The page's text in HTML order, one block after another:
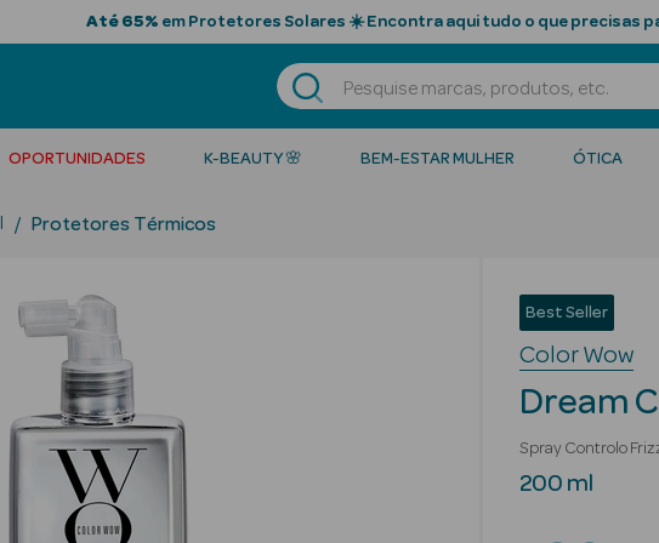
Até 65% em Protetores Solares ☀️ Encontra aqui tudo o que precisas
OPORTUNIDADES K-BEAUTY 🌸 BEM-ESTAR MULHER ÓTICA
Protetores Térmicos
Best Seller
Color Wow
Dream
Spray Controlo
200 ml